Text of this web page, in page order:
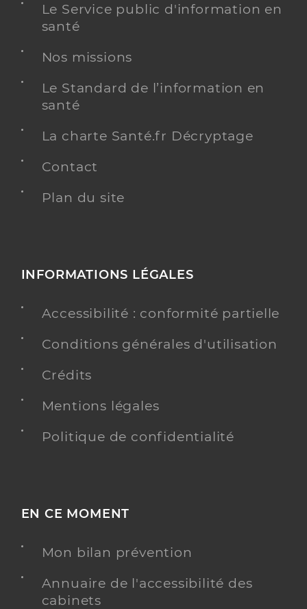
Le Service public d'information en
santé
Nos missions
Le Standard de l’information en
santé
La charte Santé.fr Décryptage
Contact
Plan du site
INFORMATIONS LÉGALES
Accessibilité : conformité partielle
Conditions générales d'utilisation
Crédits
Mentions légales
Politique de confidentialité
EN CE MOMENT
Mon bilan prévention
Annuaire de l'accessibilité des
cabinets